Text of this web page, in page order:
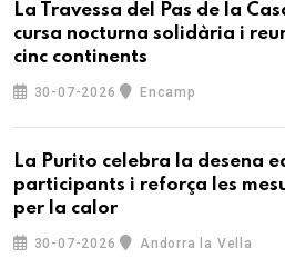
La Travessa del Pas de la
cursa nocturna solidària i
cinc continents
30-07-2026 Encamp
La Purito celebra la desena
participants i reforça les
per la calor
30-07-2026 Andorra la Vella